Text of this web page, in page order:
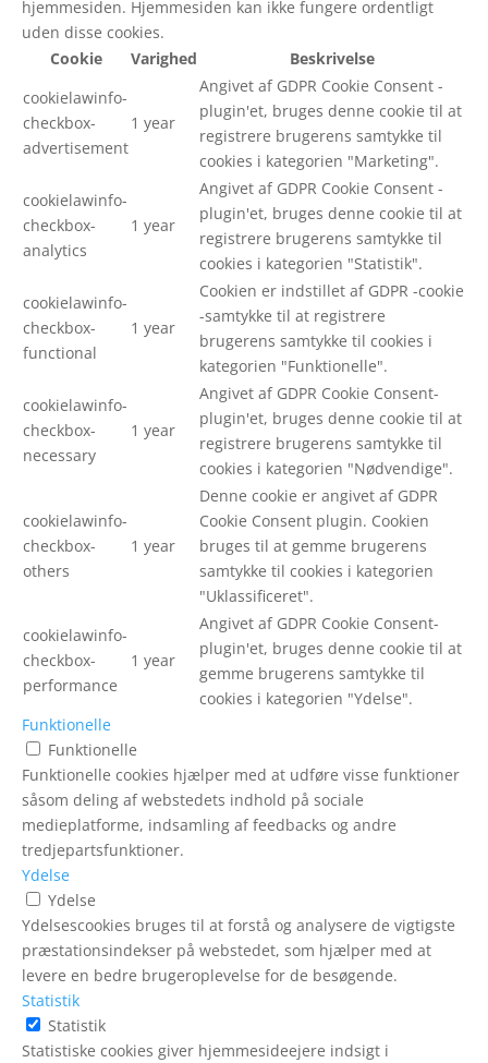
hjemmesiden. Hjemmesiden kan ikke fungere ordentligt
uden disse cookies.
Cookie
Varighed
Beskrivelse
cookielawinfo-
checkbox-
advertisement
1 year
Angivet af GDPR Cookie Consent -
plugin'et, bruges denne cookie til at
registrere brugerens samtykke til
cookies i kategorien "Marketing".
cookielawinfo-
checkbox-
analytics
1 year
Angivet af GDPR Cookie Consent -
plugin'et, bruges denne cookie til at
registrere brugerens samtykke til
cookies i kategorien "Statistik".
cookielawinfo-
checkbox-
functional
1 year
Cookien er indstillet af GDPR -cookie
-samtykke til at registrere
brugerens samtykke til cookies i
kategorien "Funktionelle".
cookielawinfo-
checkbox-
necessary
1 year
Angivet af GDPR Cookie Consent-
plugin'et, bruges denne cookie til at
registrere brugerens samtykke til
cookies i kategorien "Nødvendige".
cookielawinfo-
checkbox-
others
1 year
Denne cookie er angivet af GDPR
Cookie Consent plugin. Cookien
bruges til at gemme brugerens
samtykke til cookies i kategorien
"Uklassificeret".
cookielawinfo-
checkbox-
performance
1 year
Angivet af GDPR Cookie Consent-
plugin'et, bruges denne cookie til at
gemme brugerens samtykke til
cookies i kategorien "Ydelse".
Funktionelle
Funktionelle
Funktionelle cookies hjælper med at udføre visse funktioner
såsom deling af webstedets indhold på sociale
medieplatforme, indsamling af feedbacks og andre
tredjepartsfunktioner.
Ydelse
Ydelse
Ydelsescookies bruges til at forstå og analysere de vigtigste
præstationsindekser på webstedet, som hjælper med at
levere en bedre brugeroplevelse for de besøgende.
Statistik
Statistik
Statistiske cookies giver hjemmesideejere indsigt i